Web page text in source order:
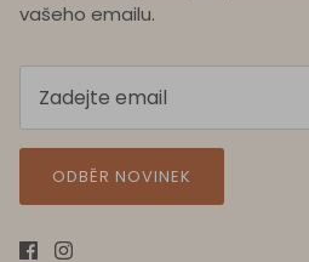
vašeho emailu.
ODBĚR NOVINEK